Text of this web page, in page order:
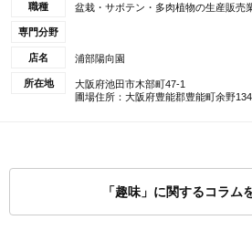
職種 盆栽・サボテン・多肉植物の生産販売
専門分野
店名 浦部陽向園
所在地
大阪府池田市木部町47-1
圃場住所：大阪府豊能郡豊能町余野
「趣味」に関するコラム